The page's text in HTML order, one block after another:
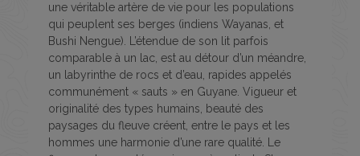
une véritable artère de vie pour les populations
qui peuplent ses berges (indiens Wayanas, et
Bushi Nengue). L’étendue de son lit parfois
comparable à un lac, est au détour d’un méandre,
un labyrinthe de rocs et d’eau, rapides appelés
communément « sauts » en Guyane. Vigueur et
originalité des types humains, beauté des
paysages du fleuve créent, entre le pays et les
hommes une harmonie d’une rare qualité. Le